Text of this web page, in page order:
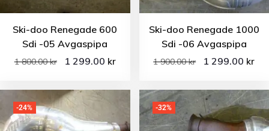
Ski-doo Renegade 600
Sdi -05 Avgaspipa
1 800.00kr 1 299.00 kr
Ski-doo Renegade 1000
Sdi -06 Avgaspipa
1 900.00kr 1 299.00 kr
-24% -32%